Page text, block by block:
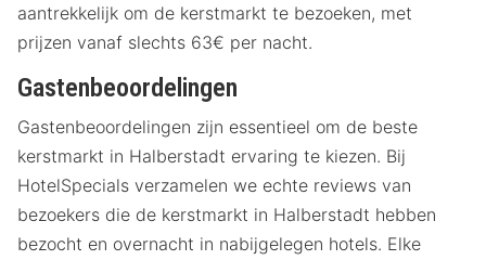
aantrekkelijk om de kerstmarkt te bezoeken, met
prijzen vanaf slechts 63€ per nacht.
Gastenbeoordelingen
Gastenbeoordelingen zijn essentieel om de beste
kerstmarkt in Halberstadt ervaring te kiezen. Bij
HotelSpecials verzamelen we echte reviews van
bezoekers die de kerstmarkt in Halberstadt hebben
bezocht en overnacht in nabijgelegen hotels. Elke